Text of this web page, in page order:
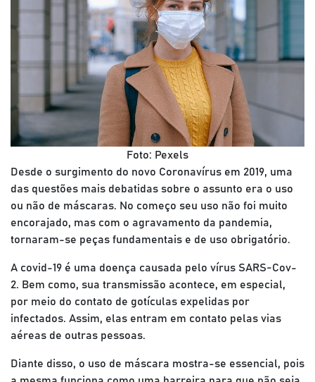
Foto: Pexels
Desde o surgimento do novo Coronavírus em 2019, uma
das questões mais debatidas sobre o assunto era o uso
ou não de máscaras. No começo seu uso não foi muito
encorajado, mas com o agravamento da pandemia,
tornaram-se peças fundamentais e de uso obrigatório.
A covid-19 é uma doença causada pelo vírus SARS-Cov-
2. Bem como, sua transmissão acontece, em especial,
por meio do contato de gotículas expelidas por
infectados. Assim, elas entram em contato pelas vias
aéreas de outras pessoas.
Diante disso, o uso de máscara mostra-se essencial, pois